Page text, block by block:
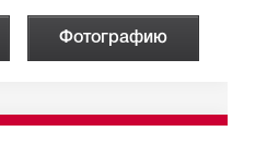
Фотографию